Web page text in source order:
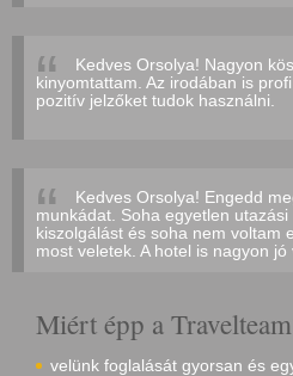
Kedves Orsolya! Nagyon
kinyomtattam. Az irodában is
pozitív jelzőket tudok használni.
Kedves Orsolya! Engedd
munkádat. Soha egyetlen
kiszolgálást és soha nem voltam
most veletek. A hotel is nagyon jó
Miért épp a
velünk foglalását gyorsan és